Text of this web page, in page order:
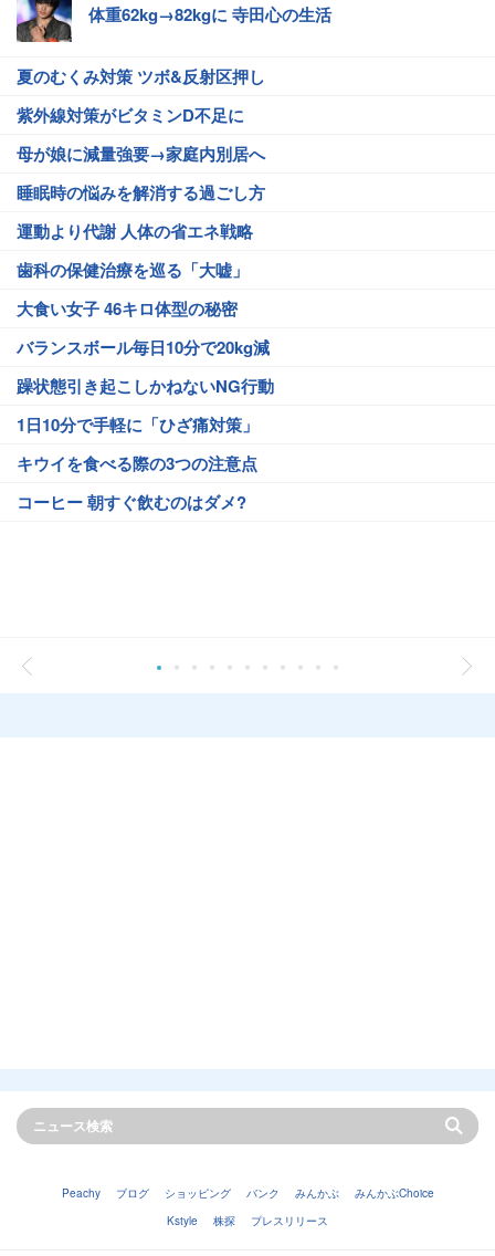
体重62kg→82kgに 寺田心の生活
夏のむくみ対策 ツボ&反射区押し
紫外線対策がビタミンD不足に
母が娘に減量強要→家庭内別居へ
睡眠時の悩みを解消する過ごし方
運動より代謝 人体の省エネ戦略
歯科の保健治療を巡る「大嘘」
大食い女子 46キロ体型の秘密
バランスボール毎日10分で20kg減
躁状態引き起こしかねないNG行動
1日10分で手軽に「ひざ痛対策」
キウイを食べる際の3つの注意点
コーヒー 朝すぐ飲むのはダメ?
Peachy ブログ ショッピング バンク みんかぶ
みんかぶChoice
Kstyle
株探 プレスリリース